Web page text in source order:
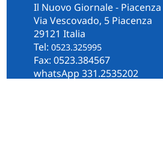
Il Nuovo Giornale - Piacenza
Via Vescovado, 5 Piacenza
29121 Italia
Tel: 0523.325995
Fax: 0523.384567
whatsApp 331.2535202